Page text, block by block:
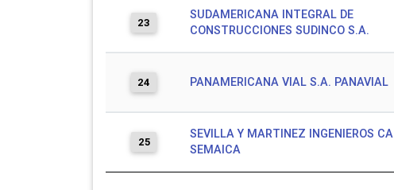
23
SUDAMERICANA INTEGRAL DE
CONSTRUCCIONES SUDINCO S.A.
24 PANAMERICANA VIAL S.A. PANAVIAL
25
SEVILLA Y MARTINEZ INGENIEROS CA
SEMAICA